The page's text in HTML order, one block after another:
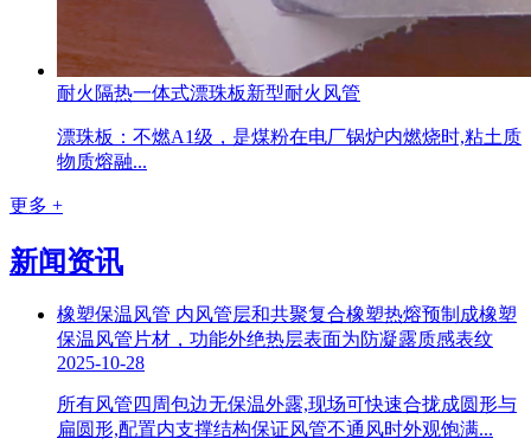
耐火隔热一体式漂珠板新型耐火风管
漂珠板：不燃A1级，是煤粉在电厂锅炉内燃烧时,粘土质
物质熔融...
更多 +
新闻资讯
橡塑保温风管 内风管层和共聚复合橡塑热熔预制成橡塑
保温风管片材，功能外绝热层表面为防凝露质感表纹
2025-10-28
所有风管四周包边无保温外露,现场可快速合拢成圆形与
扁圆形,配置内支撑结构保证风管不通风时外观饱满...